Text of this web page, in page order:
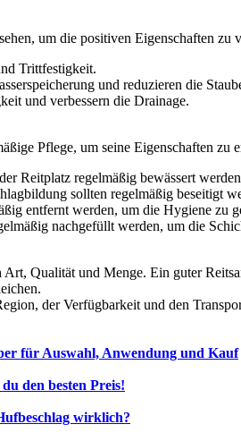
um die positiven Eigenschaften zu
Trittfestigkeit.
und reduzieren die
und verbessern die Drainage.
Pflege, um seine Eigenschaften zu
Reitplatz regelmäßig bewässert
sollten regelmäßig beseitigt
entfernt werden, um die Hygiene zu
nachgefüllt werden, um die
Qualität und Menge. Ein guter
der Verfügbarkeit und den
für Auswahl, Anwendung und Kauf
den besten Preis!
wirklich?